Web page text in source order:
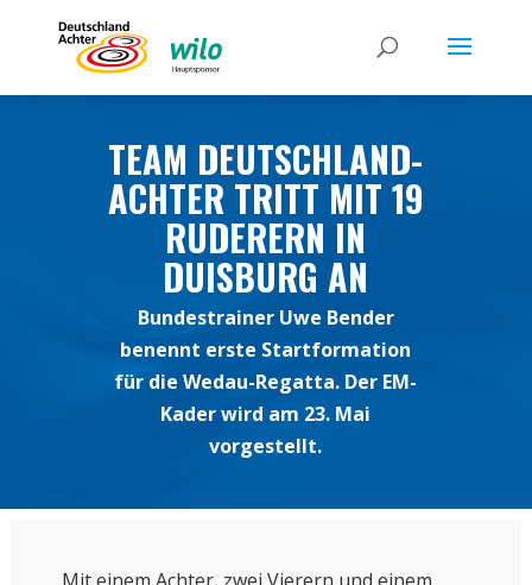
TEAM DEUTSCHLAND-
ACHTER TRITT MIT 19
RUDERERN IN
DUISBURG AN
Bundestrainer Uwe Bender
benennt erste Startformation
für die Wedau-Regatta. Der EM-
Kader wird am 23. Mai
vorgestellt.